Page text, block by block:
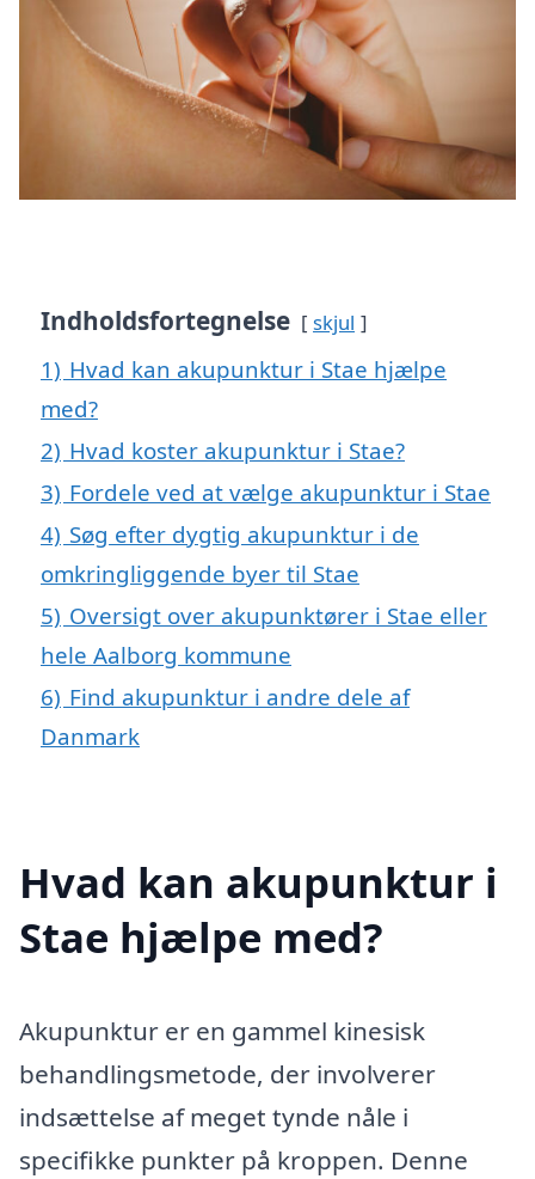
Indholdsfortegnelse skjul
1) Hvad kan akupunktur i Stae hjælpe
med?
2) Hvad koster akupunktur i Stae?
3) Fordele ved at vælge akupunktur i Stae
4) Søg efter dygtig akupunktur i de
omkringliggende byer til Stae
5) Oversigt over akupunktører i Stae eller
hele Aalborg kommune
6) Find akupunktur i andre dele af
Danmark
Hvad kan akupunktur i
Stae hjælpe med?
Akupunktur er en gammel kinesisk
behandlingsmetode, der involverer
indsættelse af meget tynde nåle i
specifikke punkter på kroppen. Denne